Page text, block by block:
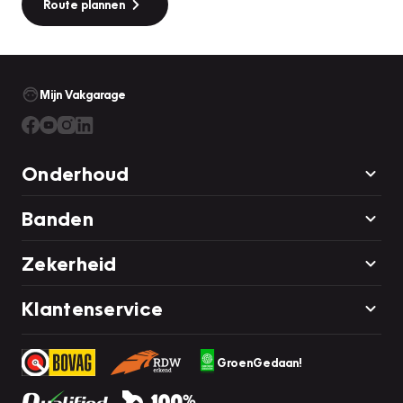
Mail: verkoop@vanoordauto.nl
Route plannen
Mijn Vakgarage
Onderhoud
Banden
Zekerheid
Klantenservice
GroenGedaan!